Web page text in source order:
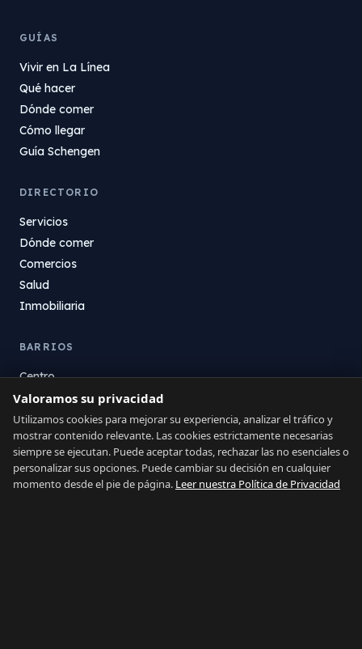
GUÍAS
Vivir en La Línea
Qué hacer
Dónde comer
Cómo llegar
Guía Schengen
DIRECTORIO
Servicios
Dónde comer
Comercios
Salud
Inmobiliaria
BARRIOS
Centro
La Atunara
Poniente
El Zabal
Santa Margarita
La Alcaidesa
Valoramos su privacidad
Utilizamos cookies para mejorar su experiencia, analizar el tráfico y
mostrar contenido relevante. Las cookies estrictamente necesarias
siempre se ejecutan. Puede aceptar todas, rechazar las no esenciales o
personalizar sus opciones. Puede cambiar su decisión en cualquier
momento desde el pie de página. Leer nuestra Política de Privacidad